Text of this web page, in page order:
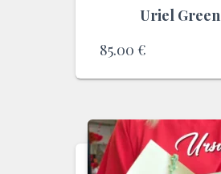
Uriel Green
85.00 €